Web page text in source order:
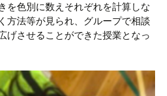
を色別に数えそれぞれを計算しな
方法等が見られ、グループで相談
げさせることができた授業となっ